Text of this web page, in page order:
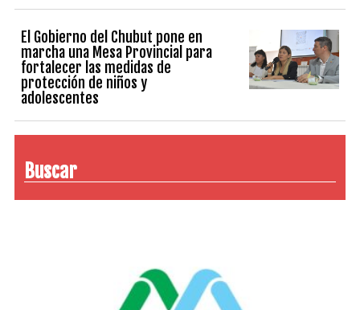
El Gobierno del Chubut pone en
marcha una Mesa Provincial para
fortalecer las medidas de
protección de niños y
adolescentes
Buscar